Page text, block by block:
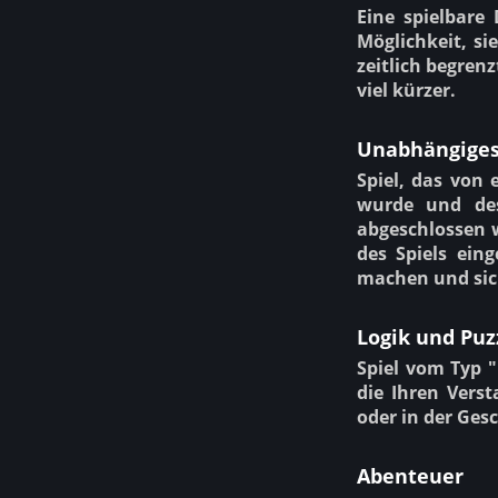
Eine
Möglichkeit,
zeitlich
viel kürzer.
Spiel, das von
wurde und
des Spiels
machen und
Logik und
Spiel vom Typ
die Ihren
oder in der
Abenteuer